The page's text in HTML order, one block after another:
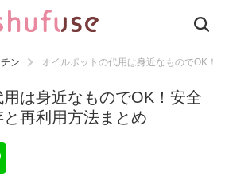
ン オイルポットの代用は身近なものでOK！
は身近なものでOK！安全
再利用方法まとめ